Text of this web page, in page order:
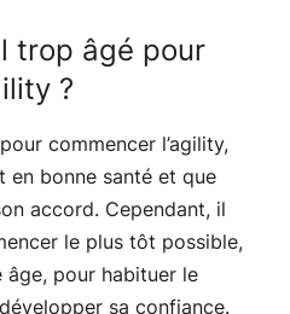
trop âgé pour
?
commencer l’agility,
en bonne santé et que
accord. Cependant, il
le plus tôt possible,
âge, pour habituer le
sa confiance.